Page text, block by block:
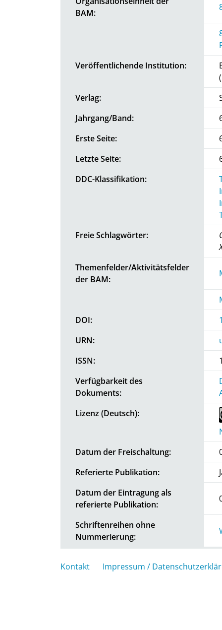
BAM:
Veröffentlichende Institution:
Verlag:
Jahrgang/Band:
Erste Seite:
Letzte Seite:
DDC-Klassifikation:
Freie Schlagwörter:
Themenfelder/Aktivitätsfelder
der BAM:
DOI:
URN:
ISSN:
Verfügbarkeit des
Dokuments:
Lizenz (Deutsch):
Datum der Freischaltung:
Referierte Publikation:
Datum der Eintragung als
referierte Publikation:
Schriftenreihen ohne
Nummerierung:
Kontakt Impressum /